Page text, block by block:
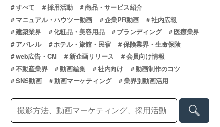
すべて 採用活動
商品・サービス紹介
マニュアル・ハウツー動画
企業PR動画
社内広報
建築業界
化粧品・美容用品 ブランディング
医療業界
アパレル
ホテル・旅館・民宿
保険業界・生命保険
web広告・CM
新企画リリース
会員向け情報
不動産業界
動画編集 社内向け
動画制作のコツ
SNS動画
動画マーケティング 業界別動画活用